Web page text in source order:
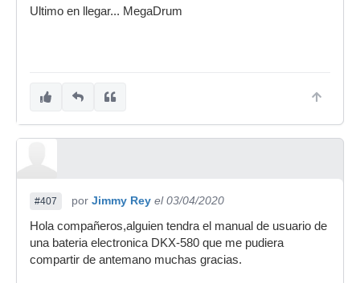
Ultimo en llegar... MegaDrum
#407 por Jimmy Rey el 03/04/2020
Hola compañeros,alguien tendra el manual de usuario de
una bateria electronica DKX-580 que me pudiera
compartir de antemano muchas gracias.